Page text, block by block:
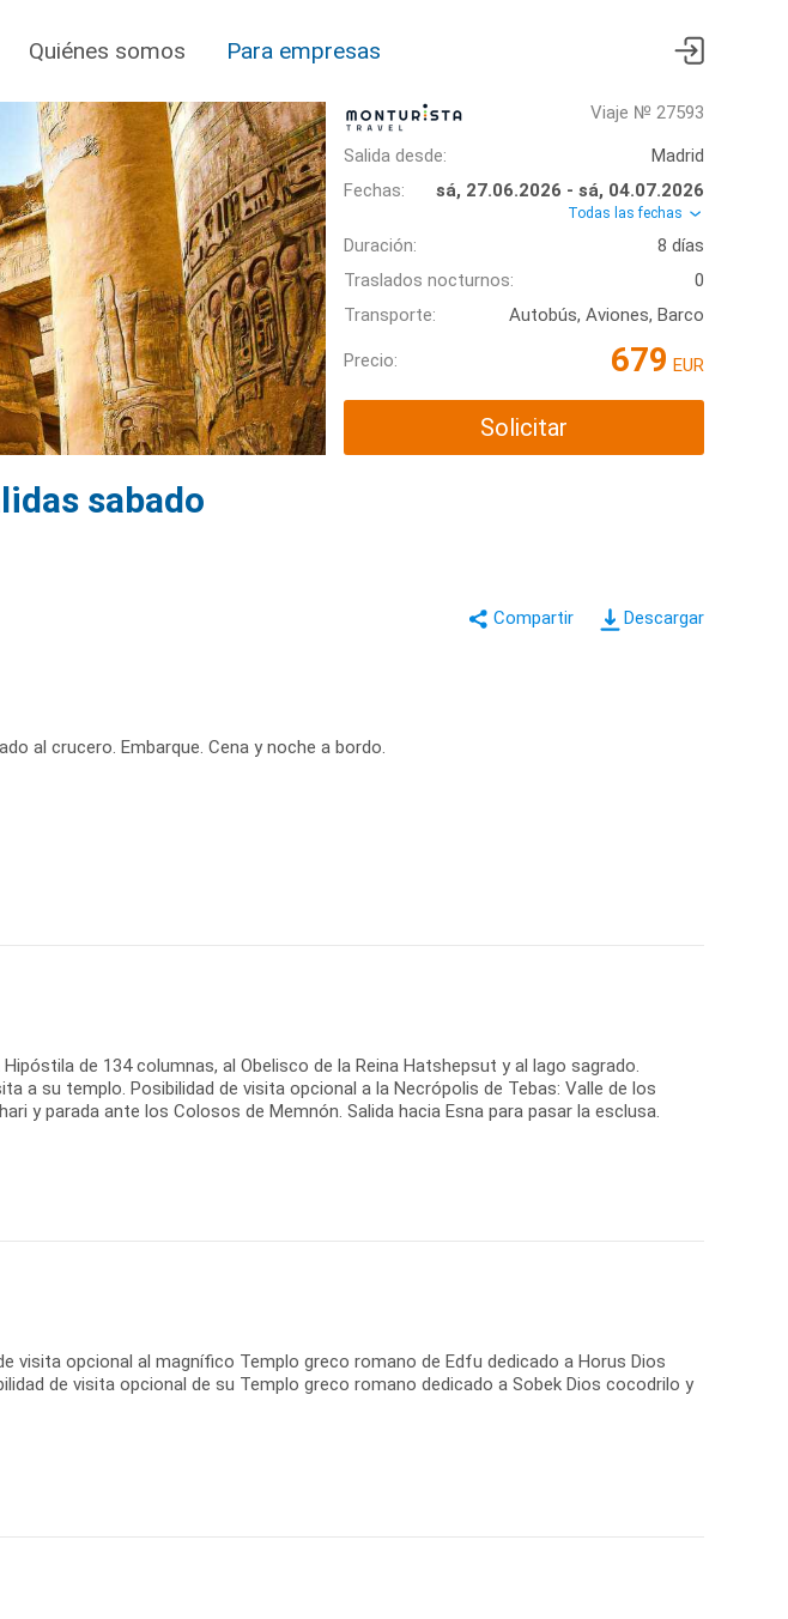
Quiénes somos Para empresas
Viaje № 27593
Salida desde:
Madrid
Fechas:
sá, 27.06.2026 - sá, 04.07.2026
Todas las fechas
Duración:
8 días
Traslados nocturnos:
0
Transporte:
Autobús, Aviones, Barco
Precio: 679 EUR
Solicitar
sabado
Descargar
al crucero. Embarque. Cena y noche a bordo.
de 134 columnas, al Obelisco de la Reina Hatshepsut y al lago sagrado.
a su templo. Posibilidad de visita opcional a la Necrópolis de Tebas: Valle de los
y parada ante los Colosos de Memnón. Salida hacia Esna para pasar la esclusa.
visita opcional al magnífico Templo greco romano de Edfu dedicado a Horus Dios
de visita opcional de su Templo greco romano dedicado a Sobek Dios cocodrilo y